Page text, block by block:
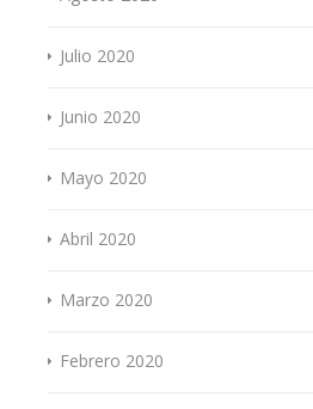
Julio 2020
Junio 2020
Mayo 2020
Abril 2020
Marzo 2020
Febrero 2020